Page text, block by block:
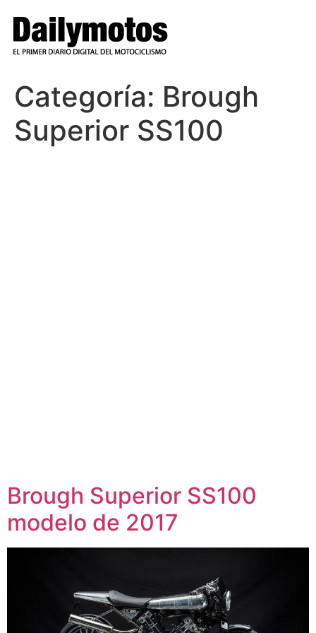
contenido
Categoría: Brough
Superior SS100
Brough Superior SS100
modelo de 2017